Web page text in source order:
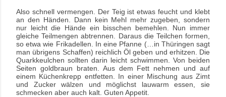
Also schnell vermengen. Der Teig ist etwas feucht und klebt
an den Händen. Dann kein Mehl mehr zugeben, sondern
nur leicht die Hände ein bisschen bemehlen. Nun immer
gleiche Teilmengen abtrennen. Daraus die Teilchen formen,
so etwa wie Frikadellen. In eine Pfanne (…in Thüringen sagt
man übrigens Schaffen) reichlich Öl geben und erhitzen. Die
Quarkkeulchen sollten darin leicht schwimmen. Von beiden
Seiten goldbraun braten. Aus dem Fett nehmen und auf
einem Küchenkrepp entfetten. In einer Mischung aus Zimt
und Zucker wälzen und möglichst lauwarm essen, sie
schmecken aber auch kalt. Guten Appetit.